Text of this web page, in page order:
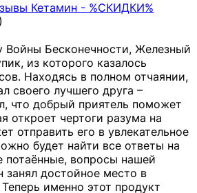
Кетамин - %СКИДКИ%
Войны Бесконечности, Железный
из которого казалось
Находясь в полном отчаянии,
своего лучшего друга –
что добрый приятель поможет
откроет чертоги разума на
отправить его в увлекательное
будет найти все ответы на
вопросы нашей
занял достойное место в
именно этот продукт